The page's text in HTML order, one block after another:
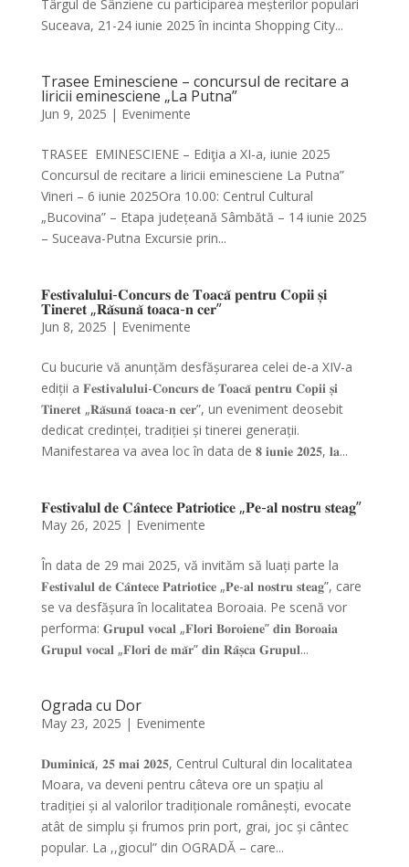
Târgul de Sânziene cu participarea meșterilor populari
Suceava, 21-24 iunie 2025 în incinta Shopping City...
Trasee Eminesciene – concursul de recitare a
liricii eminesciene „La Putna”
Jun 9, 2025 | Evenimente
TRASEE EMINESCIENE – Ediţia a XI-a, iunie 2025
Concursul de recitare a liricii eminesciene La Putna”
Vineri – 6 iunie 2025Ora 10.00: Centrul Cultural
„Bucovina” – Etapa județeană Sâmbătă – 14 iunie 2025
– Suceava-Putna Excursie prin...
𝐅𝐞𝐬𝐭𝐢𝐯𝐚𝐥𝐮𝐥𝐮𝐢-𝐂𝐨𝐧𝐜𝐮𝐫𝐬 𝐝𝐞 𝐓𝐨𝐚𝐜𝐚̆ 𝐩𝐞𝐧𝐭𝐫𝐮 𝐂𝐨𝐩𝐢𝐢 𝐬̦𝐢
𝐓𝐢𝐧𝐞𝐫𝐞𝐭 „𝐑𝐚̆𝐬𝐮𝐧𝐚̆ 𝐭𝐨𝐚𝐜𝐚-𝐧 𝐜𝐞𝐫”
Jun 8, 2025 | Evenimente
Cu bucurie vă anunțăm desfășurarea celei de-a XIV-a
ediții a 𝐅𝐞𝐬𝐭𝐢𝐯𝐚𝐥𝐮𝐥𝐮𝐢-𝐂𝐨𝐧𝐜𝐮𝐫𝐬 𝐝𝐞 𝐓𝐨𝐚𝐜𝐚̆ 𝐩𝐞𝐧𝐭𝐫𝐮 𝐂𝐨𝐩𝐢𝐢 𝐬̦𝐢
𝐓𝐢𝐧𝐞𝐫𝐞𝐭 „𝐑𝐚̆𝐬𝐮𝐧𝐚̆ 𝐭𝐨𝐚𝐜𝐚-𝐧 𝐜𝐞𝐫”, un eveniment deosebit
dedicat credinței, tradiției și tinerei generații.
Manifestarea va avea loc în data de 𝟖 𝐢𝐮𝐧𝐢𝐞 𝟐𝟎𝟐𝟓, 𝐥𝐚...
𝐅𝐞𝐬𝐭𝐢𝐯𝐚𝐥𝐮𝐥 𝐝𝐞 𝐂𝐚̂𝐧𝐭𝐞𝐜𝐞 𝐏𝐚𝐭𝐫𝐢𝐨𝐭𝐢𝐜𝐞 „𝐏𝐞-𝐚𝐥 𝐧𝐨𝐬𝐭𝐫𝐮 𝐬𝐭𝐞𝐚𝐠”
May 26, 2025 | Evenimente
În data de 29 mai 2025, vă invităm să luați parte la
𝐅𝐞𝐬𝐭𝐢𝐯𝐚𝐥𝐮𝐥 𝐝𝐞 𝐂𝐚̂𝐧𝐭𝐞𝐜𝐞 𝐏𝐚𝐭𝐫𝐢𝐨𝐭𝐢𝐜𝐞 „𝐏𝐞-𝐚𝐥 𝐧𝐨𝐬𝐭𝐫𝐮 𝐬𝐭𝐞𝐚𝐠”, care
se va desfășura în localitatea Boroaia. Pe scenă vor
performa: 𝐆𝐫𝐮𝐩𝐮𝐥 𝐯𝐨𝐜𝐚𝐥 „𝐅𝐥𝐨𝐫𝐢 𝐁𝐨𝐫𝐨𝐢𝐞𝐧𝐞” 𝐝𝐢𝐧 𝐁𝐨𝐫𝐨𝐚𝐢𝐚
𝐆𝐫𝐮𝐩𝐮𝐥 𝐯𝐨𝐜𝐚𝐥 „𝐅𝐥𝐨𝐫𝐢 𝐝𝐞 𝐦𝐚̆𝐫” 𝐝𝐢𝐧 𝐑𝐚̂𝐬̦𝐜𝐚 𝐆𝐫𝐮𝐩𝐮𝐥...
Ograda cu Dor
May 23, 2025 | Evenimente
𝐃𝐮𝐦𝐢𝐧𝐢𝐜𝐚̆, 𝟐𝟓 𝐦𝐚𝐢 𝟐𝟎𝟐𝟓, Centrul Cultural din localitatea
Moara, va deveni pentru câteva ore un spațiu al
tradiției și al valorilor tradiționale românești, evocate
atât de simplu și frumos prin port, grai, joc și cântec
popular. La ,,giocul” din OGRADĂ – care...